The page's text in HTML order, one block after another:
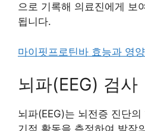
으로 기록해 의료진에게 보
됩니다.
마이핏프로틴바 효능과 영
뇌파(EEG) 검사
뇌파(EEG)는 뇌전증 진단
기적 활동을 측정하여 발작